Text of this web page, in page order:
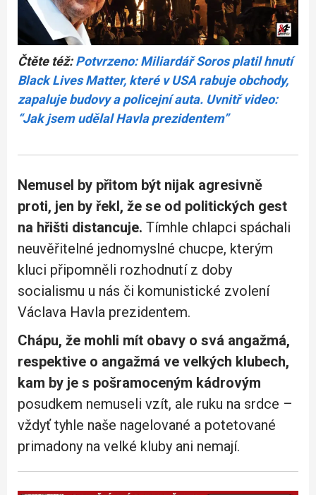
Čtěte též:Potvrzeno: Miliardář Soros platil hnutí
Black Lives Matter, které v USA rabuje obchody,
zapaluje budovy a policejní auta. Uvnitř video:
“Jak jsem udělal Havla prezidentem”
Nemusel by přitom být nijak agresivně
proti, jen by řekl, že se od politických gest
na hřišti distancuje. Tímhle chlapci spáchali
neuvěřitelné jednomyslné chucpe, kterým
kluci připomněli rozhodnutí z doby
socialismu u nás či komunistické zvolení
Václava Havla prezidentem.
Chápu, že mohli mít obavy o svá angažmá,
respektive o angažmá ve velkých klubech,
kam by je s pošramoceným kádrovým
posudkem nemuseli vzít, ale ruku na srdce –
vždyť tyhle naše nagelované a potetované
primadony na velké kluby ani nemají.